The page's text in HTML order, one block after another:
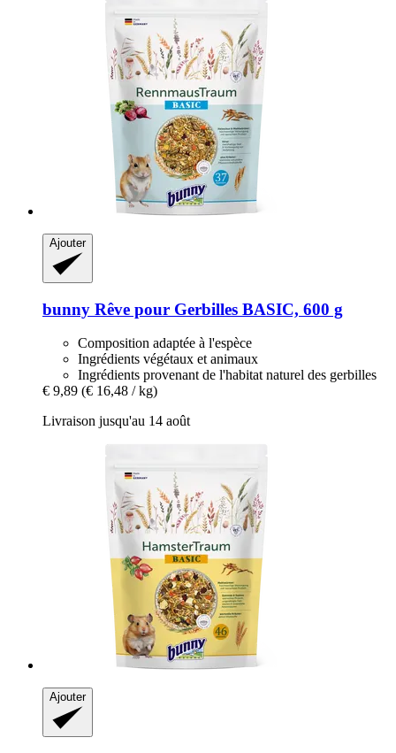
Ajouter
bunny Rêve pour Gerbilles BASIC, 600 g
Composition adaptée à l'espèce
Ingrédients végétaux et animaux
Ingrédients provenant de l'habitat naturel des gerbilles
€ 9,89 (€ 16,48 / kg)
Livraison jusqu'au 14 août
Ajouter